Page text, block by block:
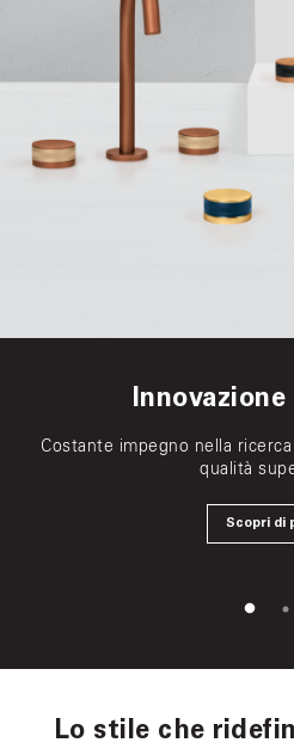
Innovazione
Costante impegno nella
qualità
Scopri di
Innovazione
Costante impegno nella
qualità
Scopri di
Lo stile che